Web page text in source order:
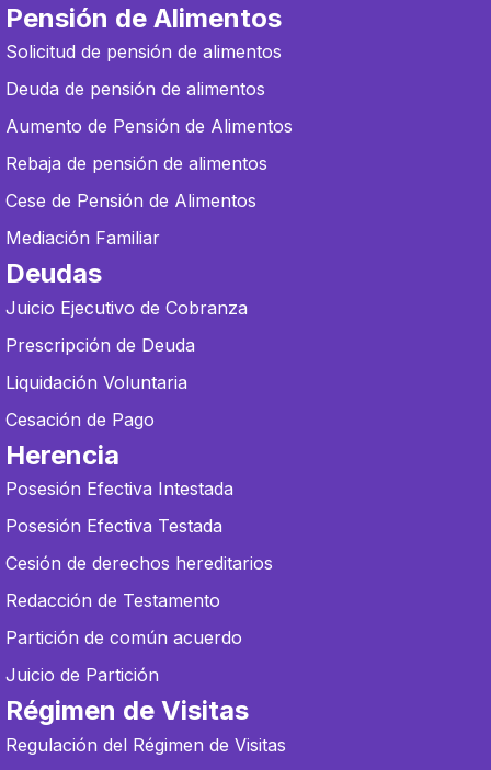
Pensión de Alimentos
Solicitud de pensión de alimentos
Deuda de pensión de alimentos
Aumento de Pensión de Alimentos
Rebaja de pensión de alimentos
Cese de Pensión de Alimentos
Mediación Familiar
Deudas
Juicio Ejecutivo de Cobranza
Prescripción de Deuda
Liquidación Voluntaria
Cesación de Pago
Herencia
Posesión Efectiva Intestada
Posesión Efectiva Testada
Cesión de derechos hereditarios
Redacción de Testamento
Partición de común acuerdo
Juicio de Partición
Régimen de Visitas
Regulación del Régimen de Visitas